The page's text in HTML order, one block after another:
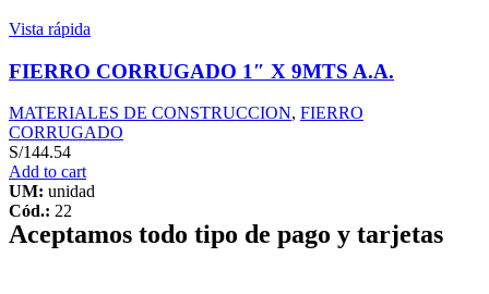
Vista rápida
FIERRO CORRUGADO 1″ X 9MTS A.A.
MATERIALES DE CONSTRUCCION, FIERRO
CORRUGADO
S/144.54
Add to cart
UM: unidad
Cód.: 22
Aceptamos todo tipo de pago y tarjetas